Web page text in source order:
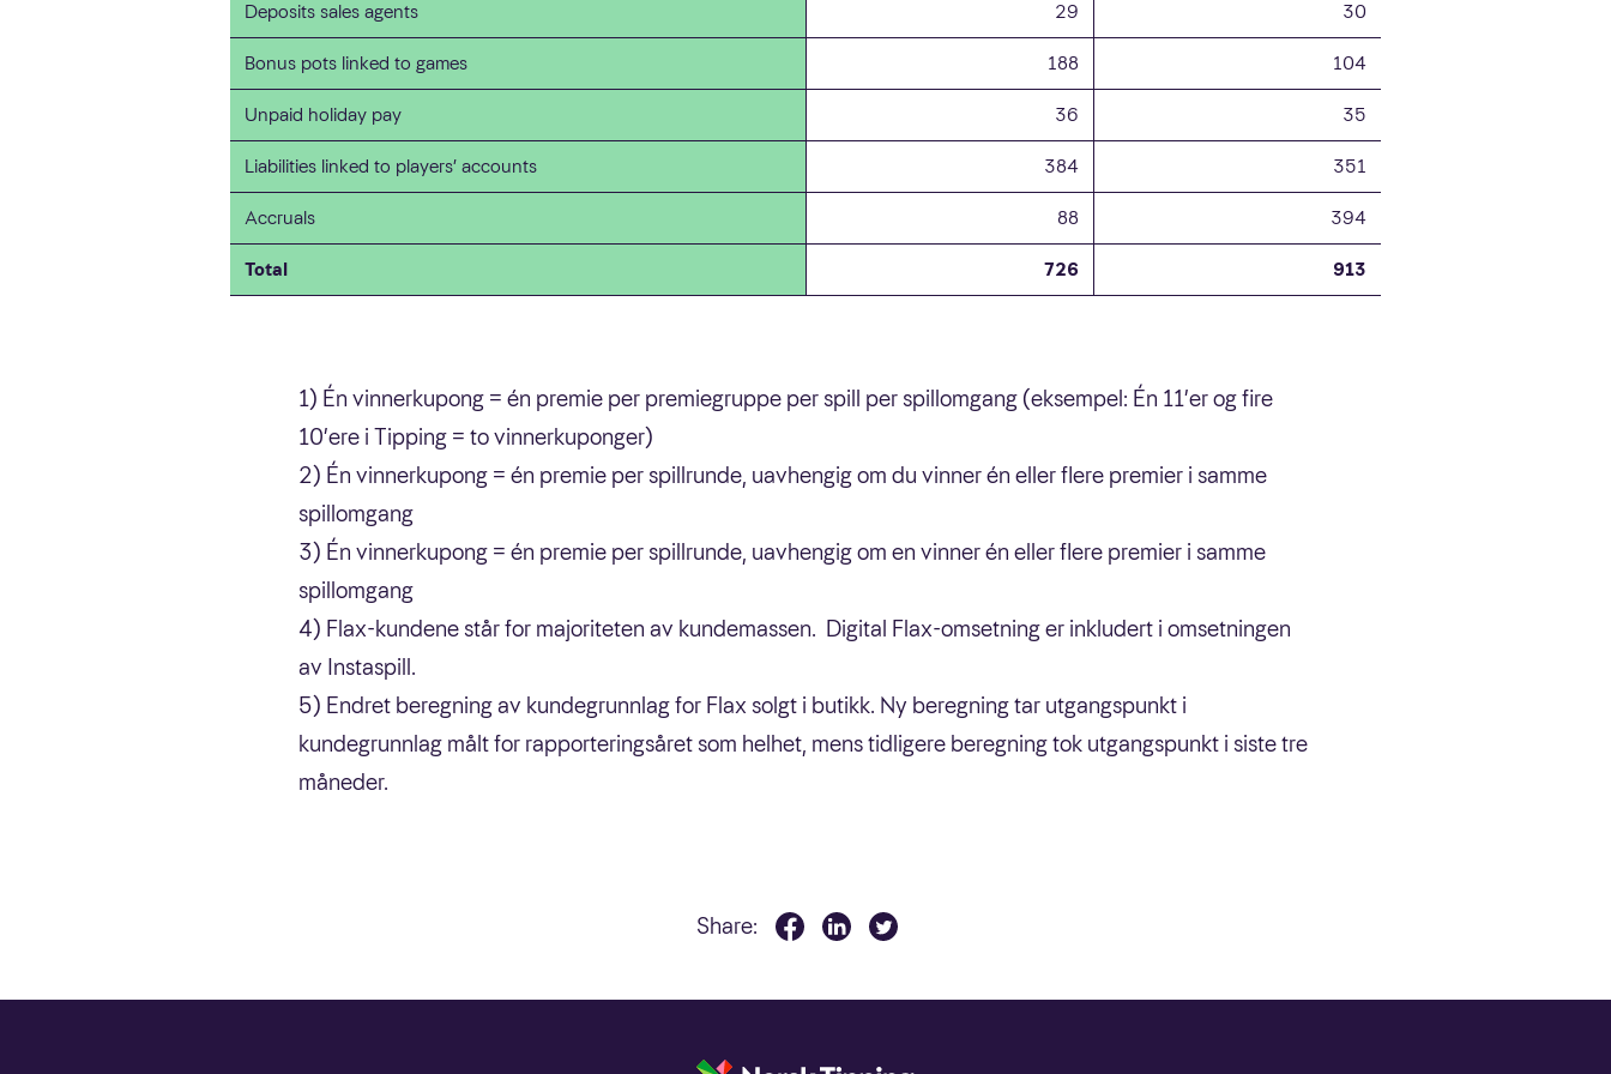
Deposits sales agents 29 30
Bonus pots linked to games 188 104
Unpaid holiday pay 36 35
Liabilities linked to players’ accounts 384 351
Accruals 88 394
Total 726 913
1) Én vinnerkupong = én premie per premiegruppe per spill per spillomgang (eksempel: Én 11’er og fire
10’ere i Tipping = to vinnerkuponger)
2) Én vinnerkupong = én premie per spillrunde, uavhengig om du vinner én eller flere premier i samme
spillomgang
3) Én vinnerkupong = én premie per spillrunde, uavhengig om en vinner én eller flere premier i samme
spillomgang
4) Flax-kundene står for majoriteten av kundemassen. Digital Flax-omsetning er inkludert i omsetningen
av Instaspill.
5) Endret beregning av kundegrunnlag for Flax solgt i butikk. Ny beregning tar utgangspunkt i
kundegrunnlag målt for rapporteringsåret som helhet, mens tidligere beregning tok utgangspunkt i siste tre
måneder.
Share: